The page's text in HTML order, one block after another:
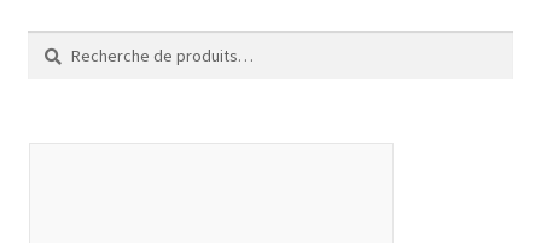
Recherche
pour :
Recherche